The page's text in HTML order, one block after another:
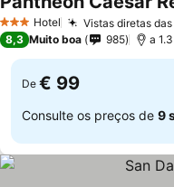
3 EstrelasHotel Vistas diretas
8,3 Muito boa 985 a
De € 99
Consulte os preços de 9